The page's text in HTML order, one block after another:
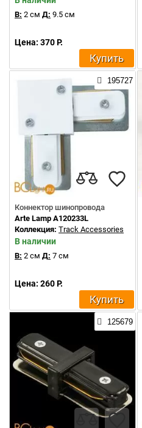
В: 2 см Д: 9.5 см
Цена: 370 Р.
Купить
195727
Коннектор шинопровода
Arte Lamp A120233L
Коллекция: Track Accessories
В наличии
В: 2 см Д: 7 см
Цена: 260 Р.
Купить
125679